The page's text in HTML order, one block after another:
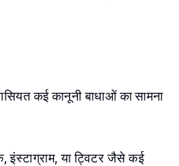
कई कानूनी बाधाओं का सामना
या ट्विटर जैसे कई